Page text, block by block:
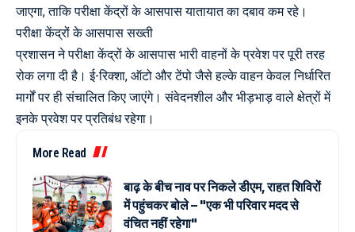
जाएगा, ताकि परीक्षा केंद्रों के आसपास यातायात का दबाव कम रहे।
परीक्षा केंद्रों के आसपास सख्ती
प्रशासन ने परीक्षा केंद्रों के आसपास भारी वाहनों के प्रवेश पर पूरी तरह
रोक लगा दी है। ई-रिक्शा, ऑटो और टेंपो जैसे हल्के वाहन केवल निर्धारित
मार्गों पर ही संचालित किए जाएंगे। संवेदनशील और भीड़भाड़ वाले क्षेत्रों में
इनके प्रवेश पर प्रतिबंध रहेगा।
More Read
बाढ़ के बीच नाव पर निकले डीएम, राहत शिविरों
में पहुंचकर बोले – "एक भी परिवार मदद से
वंचित नहीं रहेगा"